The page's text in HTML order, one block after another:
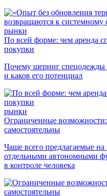
рынки
По всей форме: чем аренда
покупки
Почему шеринг спецодежды
и каков его потенциал
рынки
Ограниченные
самостоятельны
Чаще всего предлагаемые
отдельными автономными
в контроле человека